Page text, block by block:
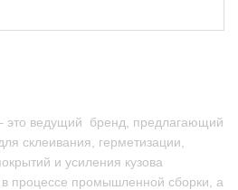
это ведущий бренд, предлагающий
склеивания, герметизации,
и усиления кузова
процессе промышленной сборки, а